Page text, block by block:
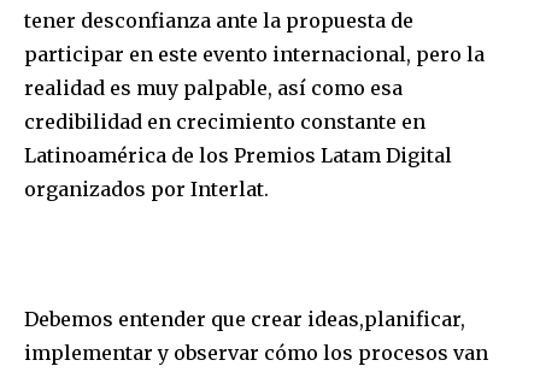
tener desconfianza ante la propuesta de
participar en este evento internacional, pero la
realidad es muy palpable, así como esa
credibilidad en crecimiento constante en
Latinoamérica de los Premios Latam Digital
organizados por Interlat.
Debemos entender que crear ideas,planificar,
implementar y observar cómo los procesos van